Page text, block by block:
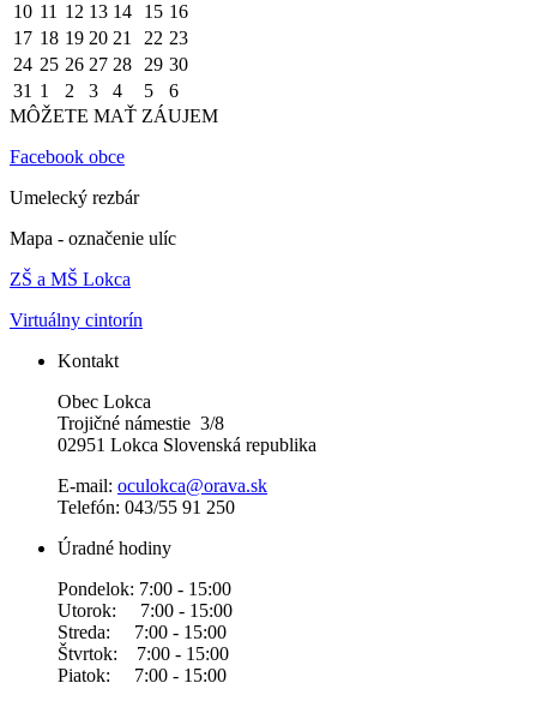
10 11 12 13 14 15 16
17 18 19 20 21 22 23
24 25 26 27 28 29 30
31 1 2 3 4 5
6
MÔŽETE MAŤ ZÁUJEM
Facebook obce
Umelecký rezbár
Mapa - označenie ulíc
ZŠ a MŠ Lokca
Virtuálny cintorín
Kontakt
Obec Lokca
Trojičné námestie 3/8
02951 Lokca Slovenská republika
E-mail: oculokca@orava.sk
Telefón: 043/55 91 250
Úradné hodiny
Pondelok: 7:00 - 15:00
Utorok: 7:00 - 15:00
Streda: 7:00 - 15:00
Štvrtok: 7:00 - 15:00
Piatok: 7:00 - 15:00